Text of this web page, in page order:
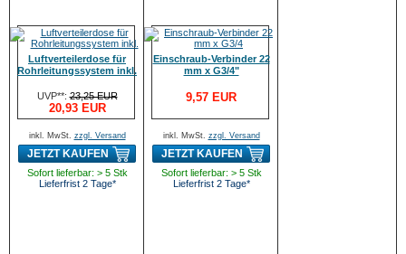
Luftverteilerdose für
Rohrleitungssystem inkl.
UVP**:23,25 EUR
20,93 EUR
inkl. MwSt. zzgl. Versand
JETZT KAUFEN
Sofort lieferbar: > 5 Stk
Lieferfrist 2 Tage*
Einschraub-Verbinder 22
mm x G3/4"
9,57 EUR
inkl. MwSt. zzgl. Versand
JETZT KAUFEN
Sofort lieferbar: > 5 Stk
Lieferfrist 2 Tage*